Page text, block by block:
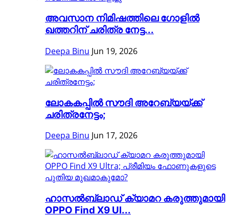
അവസാന നിമിഷത്തിലെ ഗോളിൽ
ഖത്തറിന് ചരിത്ര നേട്ട...
Deepa Binu Jun 19, 2026
ലോകകപ്പിൽ സൗദി അറേബ്യയ്ക്ക്
ചരിത്രനേട്ടം;
Deepa Binu Jun 17, 2026
ഹാസൽബ്ലാഡ് ക്യാമറ കരുത്തുമായി
OPPO Find X9 Ul...